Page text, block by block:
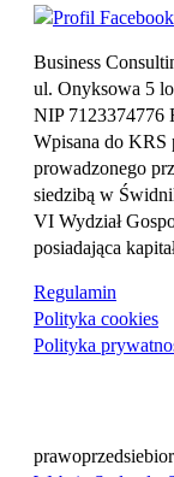
Business
ul. Onyksowa 5
NIP 7123374776
Wpisana do KRS
prowadzonego
siedzibą w
VI Wydział
posiadająca
Regulamin
Polityka cookies
Polityka